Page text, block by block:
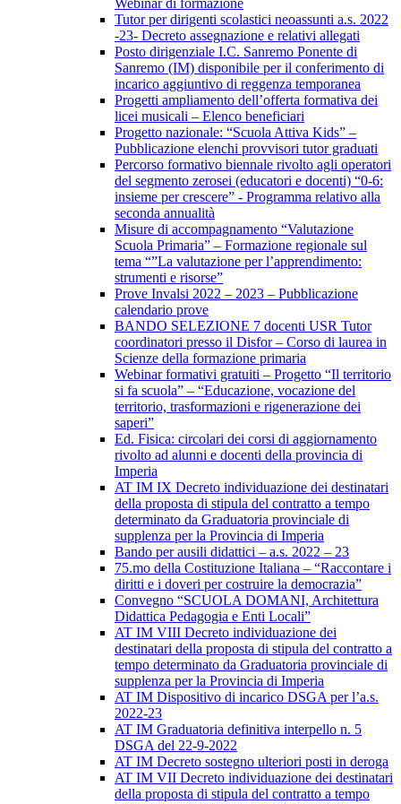
Webinar di formazione
Tutor per dirigenti scolastici neoassunti a.s. 2022
-23- Decreto assegnazione e relativi allegati
Posto dirigenziale I.C. Sanremo Ponente di
Sanremo (IM) disponibile per il conferimento di
incarico aggiuntivo di reggenza temporanea
Progetti ampliamento dell’offerta formativa dei
licei musicali – Elenco beneficiari
Progetto nazionale: “Scuola Attiva Kids” –
Pubblicazione elenchi provvisori tutor graduati
Percorso formativo biennale rivolto agli operatori
del segmento zerosei (educatori e docenti) “0-6:
insieme per crescere” - Programma relativo alla
seconda annualità
Misure di accompagnamento “Valutazione
Scuola Primaria” – Formazione regionale sul
tema “”La valutazione per l’apprendimento:
strumenti e risorse”
Prove Invalsi 2022 – 2023 – Pubblicazione
calendario prove
BANDO SELEZIONE 7 docenti USR Tutor
coordinatori presso il Disfor – Corso di laurea in
Scienze della formazione primaria
Webinar formativi gratuiti – Progetto “Il territorio
si fa scuola” – “Educazione, vocazione del
territorio, trasformazioni e rigenerazione dei
saperi”
Ed. Fisica: circolari dei corsi di aggiornamento
rivolto ad alunni e docenti della provincia di
Imperia
AT IM IX Decreto individuazione dei destinatari
della proposta di stipula del contratto a tempo
determinato da Graduatoria provinciale di
supplenza per la Provincia di Imperia
Bando per ausili didattici – a.s. 2022 – 23
75.mo della Costituzione Italiana – “Raccontare i
diritti e i doveri per costruire la democrazia”
Convegno “SCUOLA DOMANI, Architettura
Didattica Pedagogia e Enti Locali”
AT IM VIII Decreto individuazione dei
destinatari della proposta di stipula del contratto a
tempo determinato da Graduatoria provinciale di
supplenza per la Provincia di Imperia
AT IM Dispositivo di incarico DSGA per l’a.s.
2022-23
AT IM Graduatoria definitiva interpello n. 5
DSGA del 22-9-2022
AT IM Decreto sostegno ulteriori posti in deroga
AT IM VII Decreto individuazione dei destinatari
della proposta di stipula del contratto a tempo